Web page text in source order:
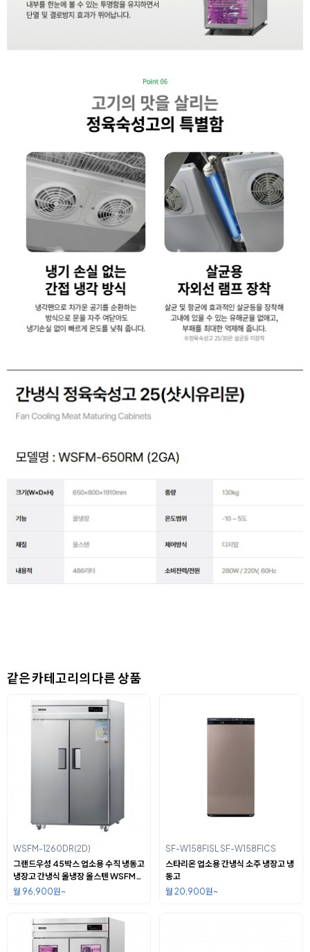
같은 카테고리의 다른 상품
WSFM-1260DR(2D)
그랜드우성 45박스 업소용 수직 냉동고
냉장고 간냉식 올냉장 올스텐 WSFM-
1260DR(2D)
월 96,900원~
SF-W158FISL SF-W158FICS
스타리온 업소용 간냉식 소주 냉장고 냉
동고
월 20,900원~